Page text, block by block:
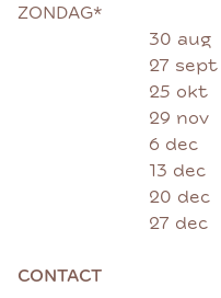
ZONDAG*
30 aug
27 sept
25 okt
29 nov
6 dec
13 dec
20 dec
27 dec
CONTACT